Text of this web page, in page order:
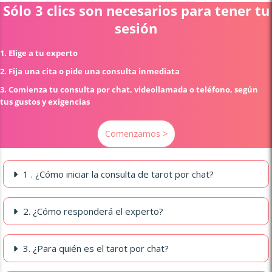
Sólo 3 clics son necesarios para tener tu
sesión
1. Elige a tu experto
2. Fija una cita o pide una consulta inmediata
3. Comienza tu consulta por chat, videollamada o teléfono, según
tus gustos y exigencias
Comenzamos >
1 . ¿Cómo iniciar la consulta de tarot por chat?
2. ¿Cómo responderá el experto?
3. ¿Para quién es el tarot por chat?